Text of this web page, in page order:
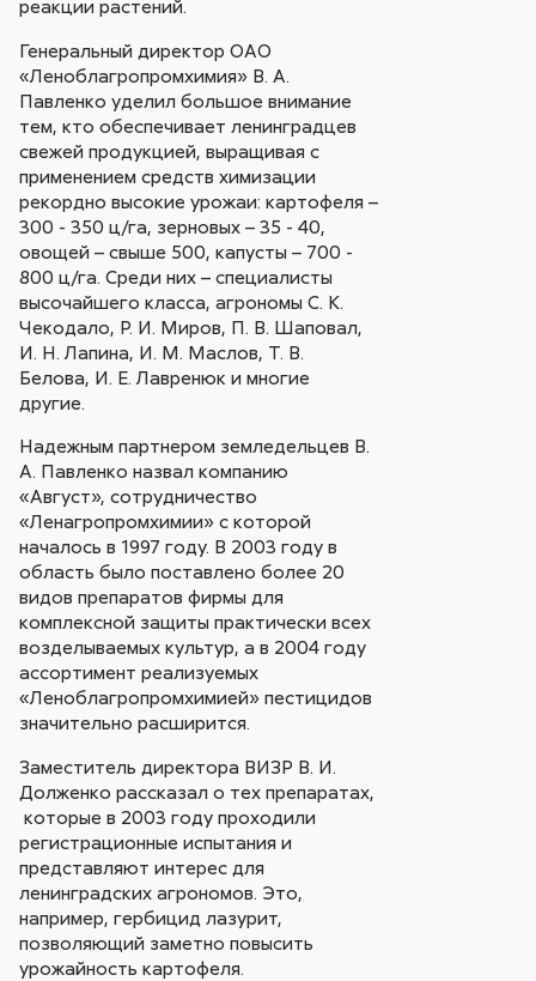
реакции растений.
Генеральный директор ОАО
«Леноблагропромхимия» В. А.
Павленко уделил большое внимание
тем, кто обеспечивает ленинградцев
свежей продукцией, выращивая с
применением средств химизации
рекордно высокие урожаи: картофеля –
300 - 350 ц/га, зерновых – 35 - 40,
овощей – свыше 500, капусты – 700 -
800 ц/га. Среди них – специалисты
высочайшего класса, агрономы С. К.
Чекодало, Р. И. Миров, П. В. Шаповал,
И. Н. Лапина, И. М. Маслов, Т. В.
Белова, И. Е. Лавренюк и многие
другие.
Надежным партнером земледельцев В.
А. Павленко назвал компанию
«Август», сотрудничество
«Ленагропромхимии» с которой
началось в 1997 году. В 2003 году в
область было поставлено более 20
видов препаратов фирмы для
комплексной защиты практически всех
возделываемых культур, а в 2004 году
ассортимент реализуемых
«Леноблагропромхимией» пестицидов
значительно расширится.
Заместитель директора ВИЗР В. И.
Долженко рассказал о тех препаратах,
которые в 2003 году проходили
регистрационные испытания и
представляют интерес для
ленинградских агрономов. Это,
например, гербицид лазурит,
позволяющий заметно повысить
урожайность картофеля.